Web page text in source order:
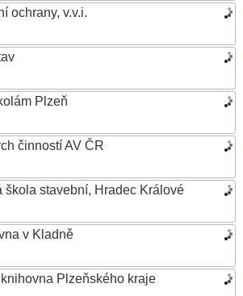
ochrany, v.v.i.
Plzeň
činností AV ČR
škola stavební, Hradec Králové
v Kladně
Plzeňského kraje